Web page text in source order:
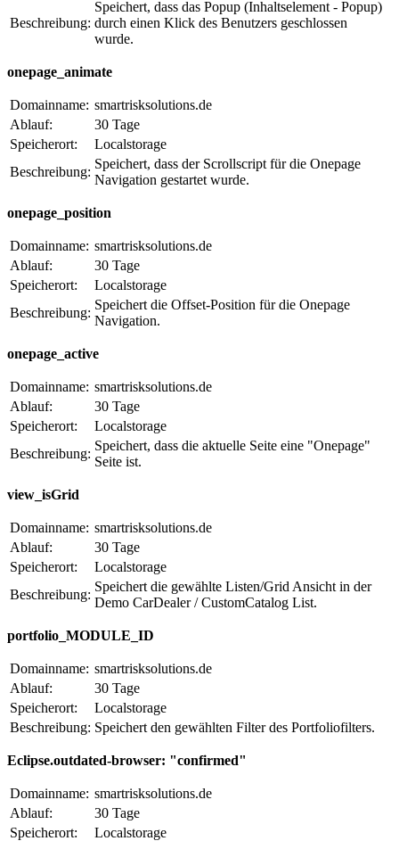
Beschreibung:
Speichert, dass das Popup (Inhaltselement - Popup)
durch einen Klick des Benutzers geschlossen
wurde.
onepage_animate
Domainname: smartrisksolutions.de
Ablauf:
30 Tage
Speicherort:
Localstorage
Beschreibung:
Speichert, dass der Scrollscript für die Onepage
Navigation gestartet wurde.
onepage_position
Domainname: smartrisksolutions.de
Ablauf:
30 Tage
Speicherort:
Localstorage
Beschreibung:
Speichert die Offset-Position für die Onepage
Navigation.
onepage_active
Domainname: smartrisksolutions.de
Ablauf:
30 Tage
Speicherort:
Localstorage
Beschreibung:
Speichert, dass die aktuelle Seite eine "Onepage"
Seite ist.
view_isGrid
Domainname: smartrisksolutions.de
Ablauf:
30 Tage
Speicherort:
Localstorage
Beschreibung:
Speichert die gewählte Listen/Grid Ansicht in der
Demo CarDealer / CustomCatalog List.
portfolio_MODULE_ID
Domainname: smartrisksolutions.de
Ablauf:
30 Tage
Speicherort:
Localstorage
Beschreibung: Speichert den gewählten Filter des Portfoliofilters.
Eclipse.outdated-browser: "confirmed"
Domainname: smartrisksolutions.de
Ablauf:
30 Tage
Speicherort:
Localstorage